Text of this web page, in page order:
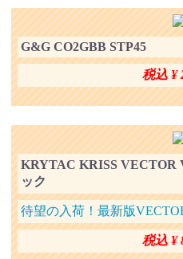
G&G CO2GBB STP45
税込 ¥
KRYTAC KRISS VECTOR
ック
待望の入荷！最新版
税込 ¥